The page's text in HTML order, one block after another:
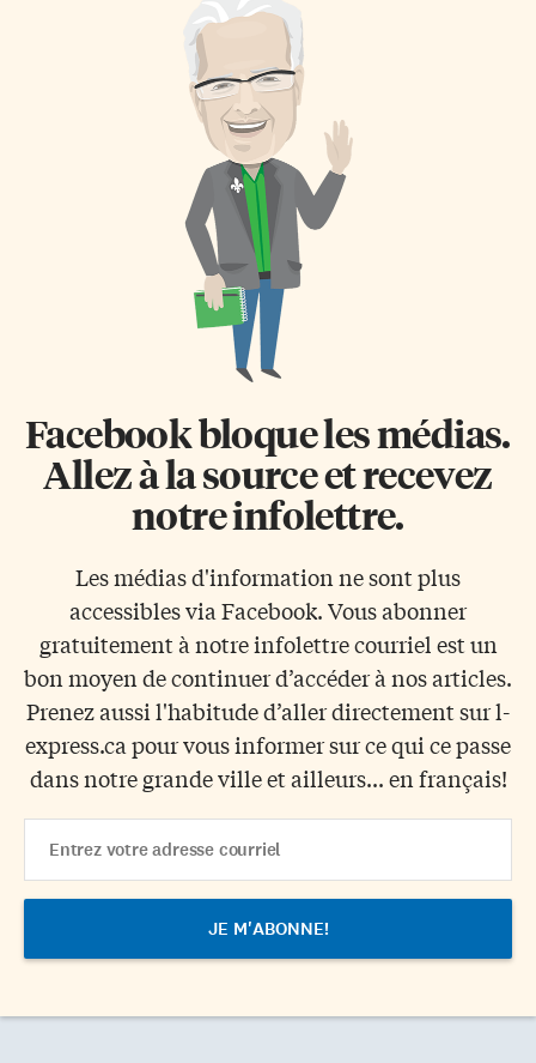
Facebook bloque les médias.
Allez à la source et recevez
notre infolettre.
Les médias d'information ne sont plus
accessibles via Facebook. Vous abonner
gratuitement à notre infolettre courriel est un
bon moyen de continuer d’accéder à nos articles.
Prenez aussi l'habitude d’aller directement sur l-
express.ca pour vous informer sur ce qui ce passe
dans notre grande ville et ailleurs... en français!
Address